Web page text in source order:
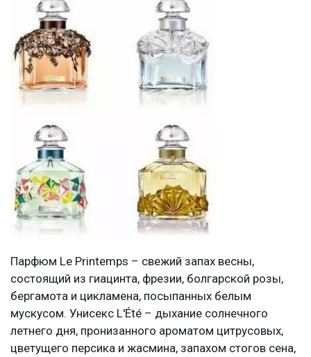
Парфюм Le Printemps – свежий запах весны,
состоящий из гиацинта, фрезии, болгарской розы,
бергамота и цикламена, посыпанных белым
мускусом. Унисекс L'Été – дыхание солнечного
летнего дня, пронизанного ароматом цитрусовых,
цветущего персика и жасмина, запахом стогов сена,